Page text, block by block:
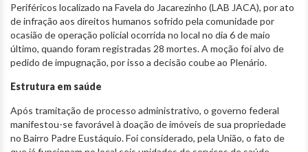
Periféricos localizado na Favela do Jacarezinho (LAB JACA), por ato
de infração aos direitos humanos sofrido pela comunidade por
ocasião de operação policial ocorrida no local no dia 6 de maio
último, quando foram registradas 28 mortes. A moção foi alvo de
pedido de impugnação, por isso a decisão coube ao Plenário.
Estrutura em saúde
Após tramitação de processo administrativo, o governo federal
manifestou-se favorável à doação de imóveis de sua propriedade
no Bairro Padre Eustáquio. Foi considerado, pela União, o fato de